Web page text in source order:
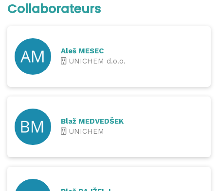
Collaborateurs
Aleš MESEC
UNICHEM d.o.o.
Blaž MEDVEDŠEK
UNICHEM